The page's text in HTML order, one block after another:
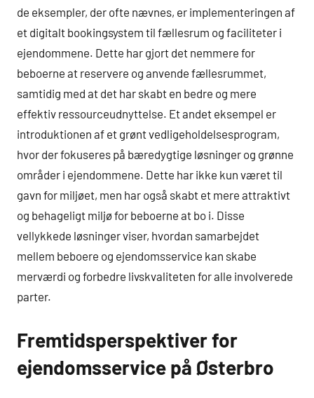
de eksempler, der ofte nævnes, er implementeringen af
et digitalt bookingsystem til fællesrum og faciliteter i
ejendommene. Dette har gjort det nemmere for
beboerne at reservere og anvende fællesrummet,
samtidig med at det har skabt en bedre og mere
effektiv ressourceudnyttelse. Et andet eksempel er
introduktionen af et grønt vedligeholdelsesprogram,
hvor der fokuseres på bæredygtige løsninger og grønne
områder i ejendommene. Dette har ikke kun været til
gavn for miljøet, men har også skabt et mere attraktivt
og behageligt miljø for beboerne at bo i. Disse
vellykkede løsninger viser, hvordan samarbejdet
mellem beboere og ejendomsservice kan skabe
merværdi og forbedre livskvaliteten for alle involverede
parter.
Fremtidsperspektiver for
ejendomsservice på Østerbro